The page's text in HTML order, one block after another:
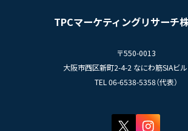
TPCマーケティングリサーチ
〒550-0013
大阪市西区新町2-4-2 なにわ筋SIAビル
TEL 06-6538-5358（代表）
プライバシーポリシー